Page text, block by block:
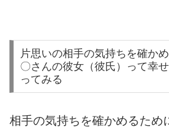
片思いの相手の気持ちを確か
〇さんの彼女（彼氏）って幸
ってみる
相手の気持ちを確かめるため